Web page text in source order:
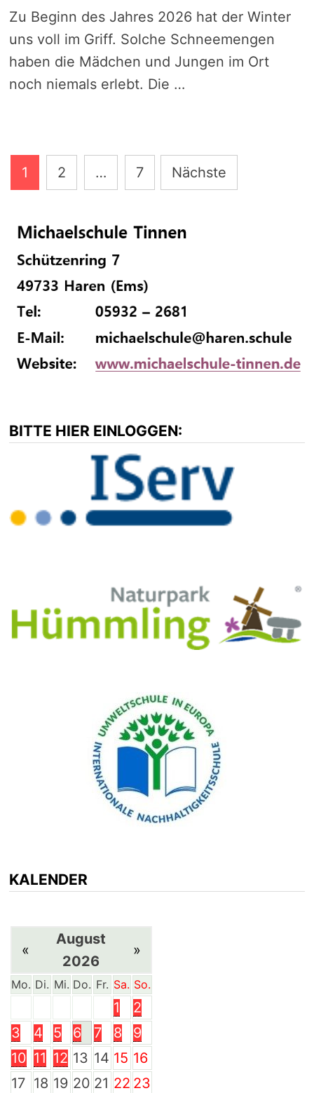
Zu Beginn des Jahres 2026 hat der Winter
uns voll im Griff. Solche Schneemengen
haben die Mädchen und Jungen im Ort
noch niemals erlebt. Die …
Seitennummerierung
der
Beiträge
1 2 … 7 Nächste
BITTE HIER EINLOGGEN:
KALENDER
«
August
2026
»
Mo. Di. Mi. Do. Fr. Sa. So.
1
2
3
4 5 6 7 8
9
10 11 12 13 14 15 16
17 18 19 20 21 22 23